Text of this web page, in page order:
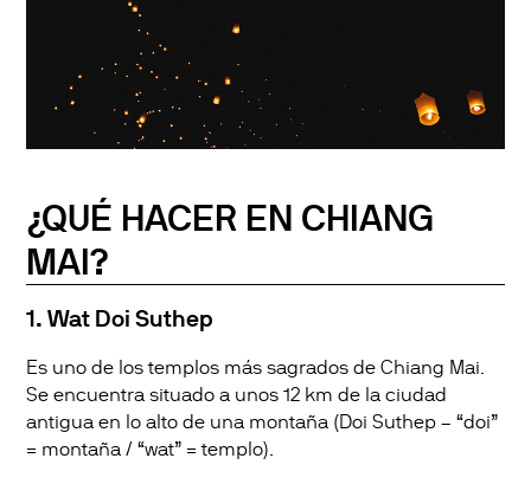
¿QUÉ HACER EN CHIANG
MAI?
1. Wat Doi Suthep
Es uno de los templos más sagrados de Chiang Mai.
Se encuentra situado a unos 12 km de la ciudad
antigua en lo alto de una montaña (Doi Suthep – “doi”
= montaña / “wat” = templo).